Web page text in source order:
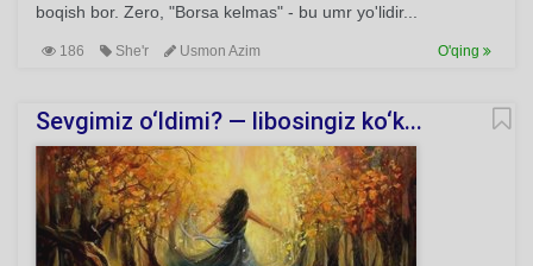
boqish bor. Zero, "Borsa kelmas" - bu umr yo'lidir...
186 She'r Usmon Azim O'qing
Sevgimiz o‘ldimi? — libosingiz ko‘k...